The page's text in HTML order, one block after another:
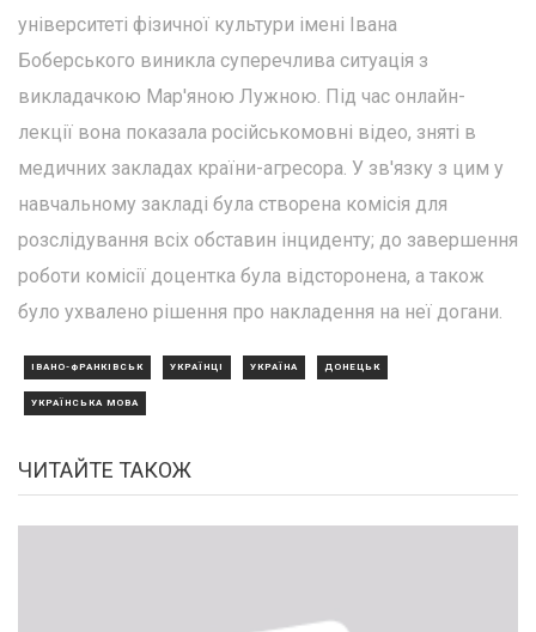
університеті фізичної культури імені Івана
Боберського виникла суперечлива ситуація з
викладачкою Мар'яною Лужною. Під час онлайн-
лекції вона показала російськомовні відео, зняті в
медичних закладах країни-агресора. У зв'язку з цим у
навчальному закладі була створена комісія для
розслідування всіх обставин інциденту; до завершення
роботи комісії доцентка була відсторонена, а також
було ухвалено рішення про накладення на неї догани.
ІВАНО-ФРАНКІВСЬК УКРАЇНЦІ УКРАЇНА ДОНЕЦЬК
УКРАЇНСЬКА МОВА
ЧИТАЙТЕ ТАКОЖ